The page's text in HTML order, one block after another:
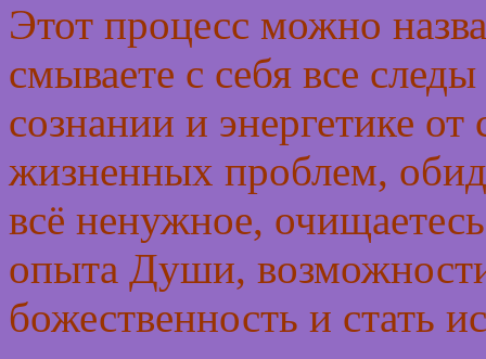
Этот процесс можно
смываете с себя все
сознании и энергетике
жизненных проблем,
всё ненужное,
опыта Души,
божественность и стать